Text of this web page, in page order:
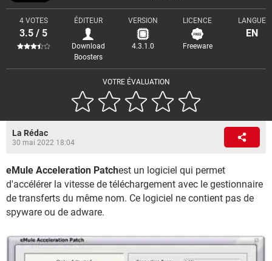
VOTRE ÉVALUATION
4 VOTES
3.5 / 5
ÉDITEUR
Download
Boosters
VERSION
4.3.1.0
LICENCE
Freeware
LANGUE
EN
La Rédac
30 mai 2022 18:04
eMule Acceleration Patchest un logiciel qui permet
d'accélérer la vitesse de téléchargement avec le gestionnaire
de transferts du même nom. Ce logiciel ne contient pas de
spyware ou de adware.